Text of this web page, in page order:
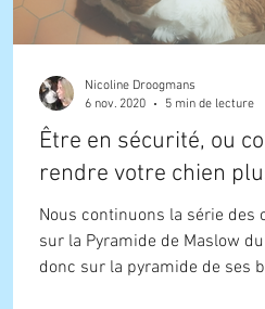
Être en sécurité, ou
rendre votre chien
Nous continuons la série des
sur la Pyramide de Maslow
donc sur la pyramide de ses
Nicoline Droogmans
6 nov. 2020
5 min de lecture